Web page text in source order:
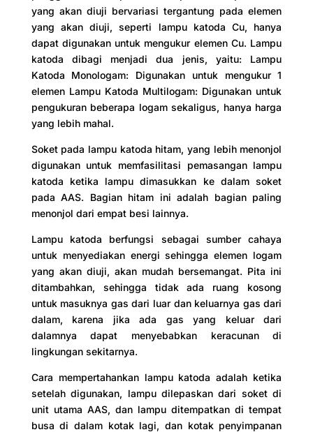
yang akan diuji bervariasi tergantung pada elemen
yang akan diuji, seperti lampu katoda Cu, hanya
dapat digunakan untuk mengukur elemen Cu. Lampu
katoda dibagi menjadi dua jenis, yaitu: Lampu
Katoda Monologam: Digunakan untuk mengukur 1
elemen Lampu Katoda Multilogam: Digunakan untuk
pengukuran beberapa logam sekaligus, hanya harga
yang lebih mahal.
Soket pada lampu katoda hitam, yang lebih menonjol
digunakan untuk memfasilitasi pemasangan lampu
katoda ketika lampu dimasukkan ke dalam soket
pada AAS. Bagian hitam ini adalah bagian paling
menonjol dari empat besi lainnya.
Lampu katoda berfungsi sebagai sumber cahaya
untuk menyediakan energi sehingga elemen logam
yang akan diuji, akan mudah bersemangat. Pita ini
ditambahkan, sehingga tidak ada ruang kosong
untuk masuknya gas dari luar dan keluarnya gas dari
dalam, karena jika ada gas yang keluar dari
dalamnya dapat menyebabkan keracunan di
lingkungan sekitarnya.
Cara mempertahankan lampu katoda adalah ketika
setelah digunakan, lampu dilepaskan dari soket di
unit utama AAS, dan lampu ditempatkan di tempat
busa di dalam kotak lagi, dan kotak penyimpanan